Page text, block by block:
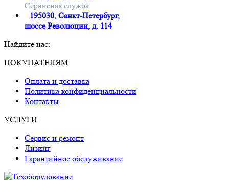
Сервисная служба
195030, Санкт-Петербург,
шоссе Революции, д. 114
Найдите нас:
Почта
opens
new
Вконтакте
opens
new
Whatsapp
opens
new
Telegram
opens
new
ПОКУПАТЕЛЯМ
Оплата и доставка
Политика конфиденциальности
Контакты
УСЛУГИ
Сервис и ремонт
Лизинг
Гарантийное обслуживание